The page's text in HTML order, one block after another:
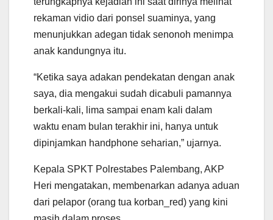
rekaman vidio dari ponsel suaminya, yang
menunjukkan adegan tidak senonoh menimpa
anak kandungnya itu.
“Ketika saya adakan pendekatan dengan anak
saya, dia mengakui sudah dicabuli pamannya
berkali-kali, lima sampai enam kali dalam
waktu enam bulan terakhir ini, hanya untuk
dipinjamkan handphone seharian,” ujarnya.
Kepala SPKT Polrestabes Palembang, AKP
Heri mengatakan, membenarkan adanya aduan
dari pelapor (orang tua korban_red) yang kini